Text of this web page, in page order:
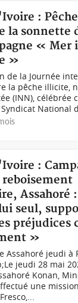
:
la sonnette
« Mer
»
de la Journée
la pêche illicite,
(INN), célébrée
National
:
Assahoré
seul,
préjudices
»
Assahoré jeudi à
jeudi 28 mai
Konan,
une